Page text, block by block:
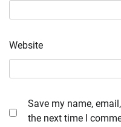
Website
Save my name,
the next time I